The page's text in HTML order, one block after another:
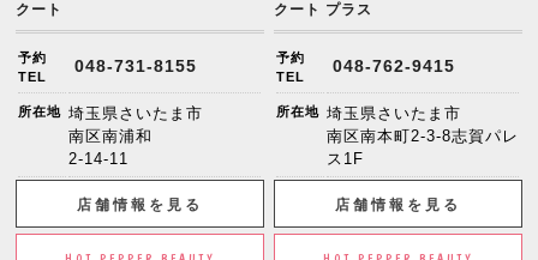
クート
予約
TEL
048-731-8155
所在地 埼玉県さいたま市
南区南浦和
2-14-11
店舗情報を見る
クート プラス
予約
TEL
048-762-9415
所在地 埼玉県さいたま市
南区南本町2-3-8志賀パレ
ス1F
店舗情報を見る